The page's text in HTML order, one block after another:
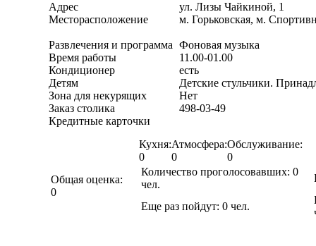
Адрес
ул. Лизы Чайкиной, 1
Месторасположение
м. Горьковская, м.
Развлечения и программа Фоновая музыка
Время работы
11.00-01.00
Кондиционер
есть
Детям
Детские стульчики.
Зона для некурящих
Нет
Заказ столика
498-03-49
Кредитные карточки
Общая оценка:
0
Кухня:
0
Атмосфера:
0
Обслуживание:
0
Количество проголосовавших: 0
чел.
Еще раз пойдут: 0 чел.